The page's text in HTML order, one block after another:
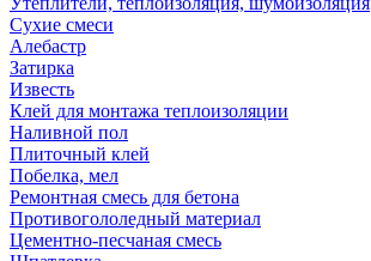
Сухие смеси
Алебастр
Затирка
Известь
Клей для монтажа теплоизоляции
Наливной пол
Плиточный клей
Побелка, мел
Ремонтная смесь для бетона
Противогололедный материал
Цементно-песчаная смесь